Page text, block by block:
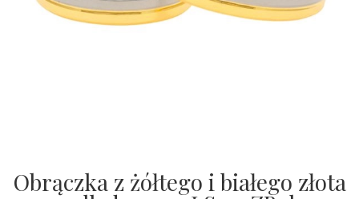
Obrączka z żółtego i białego złota